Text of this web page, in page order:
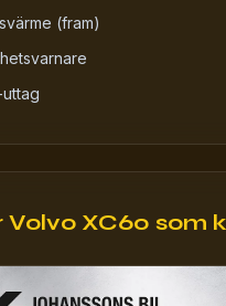
(fram)
Volvo XC60 som